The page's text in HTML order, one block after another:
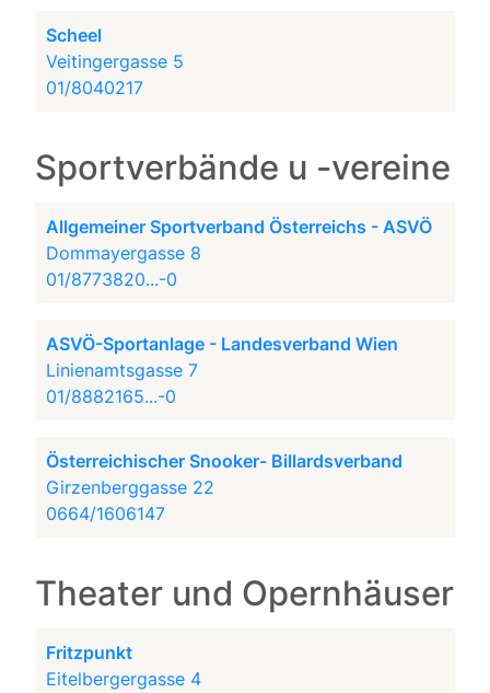
Scheel
Veitingergasse 5
01/8040217
Sportverbände u -vereine
Allgemeiner Sportverband Österreichs - ASVÖ
Dommayergasse 8
01/8773820...-0
ASVÖ-Sportanlage - Landesverband Wien
Linienamtsgasse 7
01/8882165...-0
Österreichischer Snooker- Billardsverband
Girzenberggasse 22
0664/1606147
Theater und Opernhäuser
Fritzpunkt
Eitelbergergasse 4